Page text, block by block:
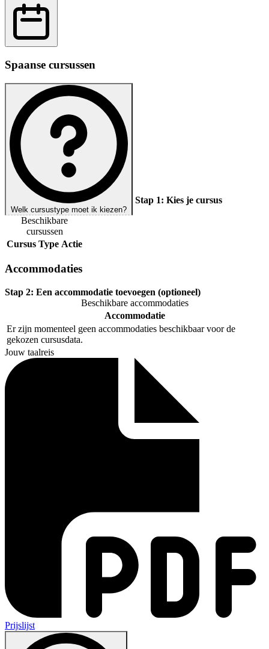
Spaanse cursussen
Welk cursustype moet ik kiezen?
Stap 1: Kies je cursus
Beschikbare
cursussen
Cursus Type Actie
Accommodaties
Stap 2: Een accommodatie toevoegen (optioneel)
Beschikbare accommodaties
Accommodatie
Er zijn momenteel geen accommodaties beschikbaar voor de
gekozen cursusdata.
Jouw taalreis
Prijslijst